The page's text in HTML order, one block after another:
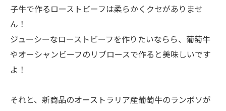
子牛で作るローストビーフは柔らかくクセがありませ
ん！
ジューシーなローストビーフを作りたいならら、葡萄牛
やオーシャンビーフのリブロースで作ると美味しいです
よ！
それと、新商品のオーストラリア産葡萄牛のランボソが